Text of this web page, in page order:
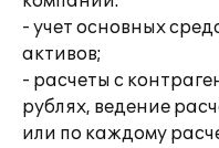
- учет основных
активов;
- расчеты с
рублях, ведение
или по каждому